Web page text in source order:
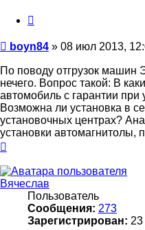
Сообщение
boyn84 » 08 июл 2013,
По поводу отгрузок машин
нечего. Вопрос такой: В
автомобиль с гарантии при
Возможна ли установка в
установочных центрах?
установки автомагнитолы,
началу
Вячеслав
Пользователь
Сообщения: 273
Зарегистрирован: